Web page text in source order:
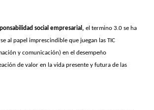
social empresarial, el termino 3.0 se ha
al papel imprescindible que juegan las TIC
y comunicación) en el desempeño
de valor en la vida presente y futura de las